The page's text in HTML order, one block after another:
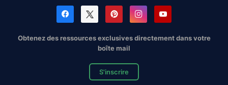
Obtenez des ressources exclusives directement dans votre
boîte mail
S'inscrire